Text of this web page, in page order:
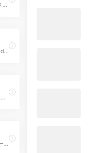
GeoFS（全称 Geo‑FS）是一款基于网页的免费多人飞行模拟器，只需打开浏览器即可进入真实的全球航空环境，为全球航空爱好者提供了一个低门槛却高度沉浸的虚拟飞行空间。
开源复古 Windows 系统模拟器，在现代浏览器中实现对旧系统的完整模拟，支持约 50 款经典游戏（如《雷神之锤》《暗黑破坏神》《毁灭战士》等）以及部分现代 Web 版应用。
免费的无限数独谜题 - 您可以在此挑战每日数独游戏、获取可打印的数独游戏，或者挑战众多免费在线数独游
dos.zone 是一个专注于在浏览器中免费运行经典 DOS 游戏的在线平台，用户无需下载或安装任何软件即可直接玩游戏。